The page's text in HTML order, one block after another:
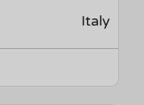
Italy